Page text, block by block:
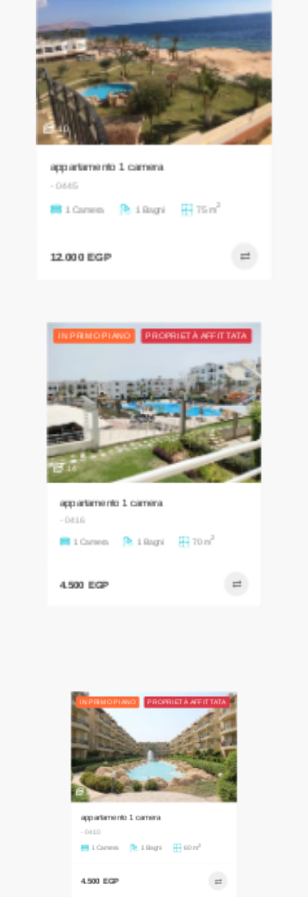
10
appartamento 1 camera
- 0445
1 Camera 1 Bagni 75 m2
12.000 EGP
IN PRIMO PIANO PROPRIETÀ AFFITTATA
14
appartamento 1 camera
- 0416
appartamento 1 camera